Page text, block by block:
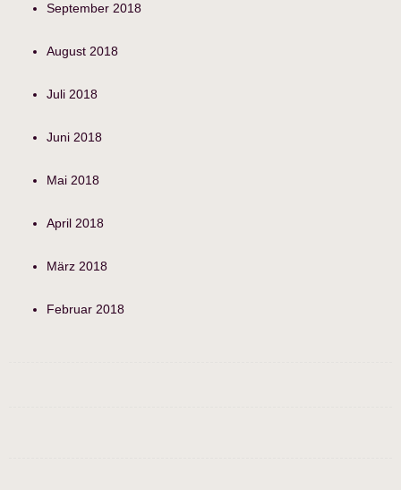
September 2018
August 2018
Juli 2018
Juni 2018
Mai 2018
April 2018
März 2018
Februar 2018